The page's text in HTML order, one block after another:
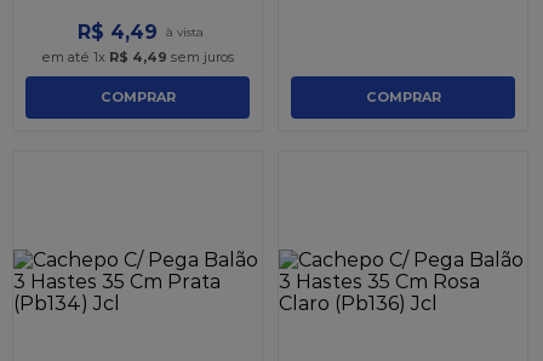
R$ 4,49
em até 1x R$ 4,49 sem juros
COMPRAR COMPRAR